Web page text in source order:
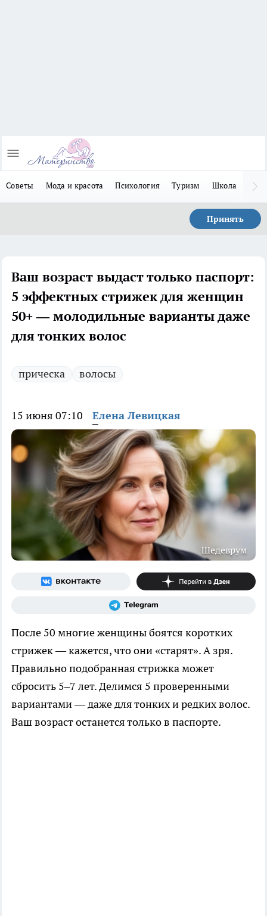
Советы Мода и красота Психология Туризм Школа
Принять
Ваш возраст выдаст только паспорт:
5 эффектных стрижек для женщин
50+ — молодильные варианты даже
для тонких волос
прическа волосы
15 июня 07:10 Елена Левицкая
Шедеврум
После 50 многие женщины боятся коротких
стрижек — кажется, что они «старят». А зря.
Правильно подобранная стрижка может
сбросить 5–7 лет. Делимся 5 проверенными
вариантами — даже для тонких и редких волос.
Ваш возраст останется только в паспорте.